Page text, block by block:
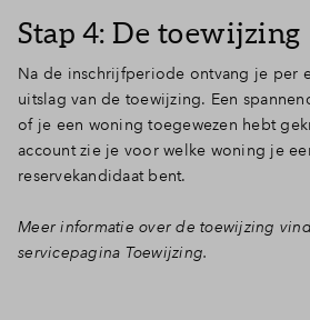
Stap 4: De toewijzing
Na de inschrijfperiode ontvang je per
uitslag van de toewijzing. Een
of je een woning toegewezen hebt
account zie je voor welke woning je
reservekandidaat bent.
Meer informatie over de toewijzing
servicepagina Toewijzing.